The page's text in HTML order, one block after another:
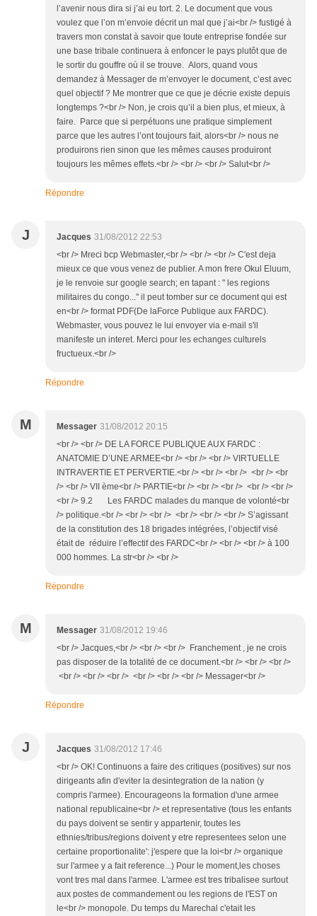
l’avenir nous dira si j’ai eu tort. 2. Le document que vous
voulez que l’on m’envoie décrit un mal que j’ai<br /> fustigé à
travers mon constat à savoir que toute entreprise fondée sur
une base tribale continuera à enfoncer le pays plutôt que de
le sortir du gouffre où il se trouve. Alors, quand vous
demandez à Messager de m’envoyer le document, c’est avec
quel objectif ? Me montrer que ce que je décrie existe depuis
longtemps ?<br /> Non, je crois qu’il a bien plus, et mieux, à
faire. Parce que si perpétuons une pratique simplement
parce que les autres l’ont toujours fait, alors<br /> nous ne
produirons rien sinon que les mêmes causes produiront
toujours les mêmes effets.<br /> <br /> <br /> Salut<br />
Répondre
J Jacques 31/08/2012 22:53
<br /> Mreci bcp Webmaster,<br /> <br /> <br /> C'est deja
mieux ce que vous venez de publier. A mon frere Okul Eluum,
je le renvoie sur google search; en tapant : " les regions
militaires du congo..." il peut tomber sur ce document qui est
en<br /> format PDF(De laForce Publique aux FARDC).
Webmaster, vous pouvez le lui envoyer via e-mail s'il
manifeste un interet. Merci pour les echanges culturels
fructueux.<br />
Répondre
M Messager 31/08/2012 20:15
<br /> <br /> DE LA FORCE PUBLIQUE AUX FARDC :
ANATOMIE D’UNE ARMEE<br /> <br /> <br /> VIRTUELLE
INTRAVERTIE ET PERVERTIE.<br /> <br /> <br /> <br /> <br
/> <br /> VII ème<br /> PARTIE<br /> <br /> <br /> <br /> <br />
<br /> 9.2 Les FARDC malades du manque de volonté<br
/> politique.<br /> <br /> <br /> <br /> <br /> <br /> S’agissant
de la constitution des 18 brigades intégrées, l’objectif visé
était de réduire l’effectif des FARDC<br /> <br /> <br /> à 100
000 hommes. La str<br /> <br />
Répondre
M Messager 31/08/2012 19:46
<br /> Jacques,<br /> <br /> <br /> Franchement , je ne crois
pas disposer de la totalité de ce document.<br /> <br /> <br />
<br /> <br /> <br /> <br /> <br /> <br /> Messager<br />
Répondre
J Jacques 31/08/2012 17:46
<br /> OK! Continuons a faire des critiques (positives) sur nos
dirigeants afin d'eviter la desintegration de la nation (y
compris l'armee). Encourageons la formation d'une armee
national republicaine<br /> et representative (tous les enfants
du pays doivent se sentir y appartenir, toutes les
ethnies/tribus/regions doivent y etre representees selon une
certaine proportionalite': j'espere que la loi<br /> organique
sur l'armee y a fait reference...) Pour le moment,les choses
vont tres mal dans l'armee. L'armee est tres tribalisee surtout
aux postes de commandement ou les regions de l'EST on
le<br /> monopole. Du temps du Marechal c'etait les